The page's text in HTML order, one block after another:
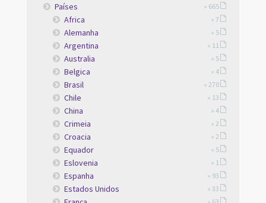
Países » 665
Africa » 7
Alemanha » 5
Argentina » 11
Australia » 5
Belgica » 4
Brasil » 270
Chile » 13
China » 4
Crimeia » 2
Croacia » 2
Equador » 5
Eslovenia » 1
Espanha » 93
Estados Unidos » 33